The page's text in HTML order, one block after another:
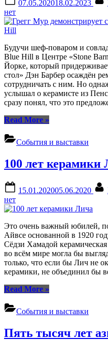
on
07.05.202018.02.2023
нет
Будучи шеф-поваром и
Blue Hill в Центре «Stone
Йорке, который
стол» Дэн Барбер осаждён
сотрудничать с ним. Но
услышал о керамисте из
сразу понял, что это
Read More“Грегг
своё
в
Hill”
»
События и выставки
100 лет керамики
on
15.01.202005.06.2020
нет
Это очень важный юбилей,
Айвсе основанной в 1920
Сёдзи Хамадой
во всём мире могла бы
только, что если бы Лич не
керамики, не объединил бы
Read More“100
Лича”
»
События и выставки
Пять тысяч лет